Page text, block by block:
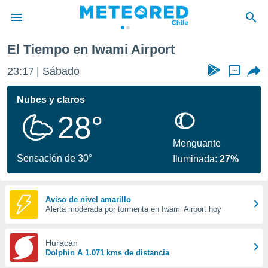
de
por
se
calidad.
a este
las
y
forma
digital
basada
El Tiempo en Iwami Airport
23:17 Sábado ...
Nubes y claros
28°
Sensación de 30°
Menguante
Iluminada:27%
Aviso de nivel amarillo
Alerta moderada por tormenta en Iwami Airport hoy
Huracán
Dolphin A 1.071 kms de distancia